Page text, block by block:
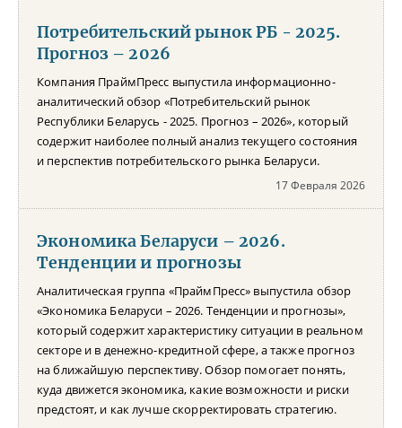
Потребительский рынок РБ - 2025.
Прогноз – 2026
Компания ПраймПресс выпустила информационно-
аналитический обзор «Потребительский рынок
Республики Беларусь - 2025. Прогноз – 2026», который
содержит наиболее полный анализ текущего состояния
и перспектив потребительского рынка Беларуси.
17 Февраля 2026
Экономика Беларуси – 2026.
Тенденции и прогнозы
Аналитическая группа «ПраймПресс» выпустила обзор
«Экономика Беларуси – 2026. Тенденции и прогнозы»,
который содержит характеристику ситуации в реальном
секторе и в денежно-кредитной сфере, а также прогноз
на ближайшую перспективу. Обзор помогает понять,
куда движется экономика, какие возможности и риски
предстоят, и как лучше скорректировать стратегию.